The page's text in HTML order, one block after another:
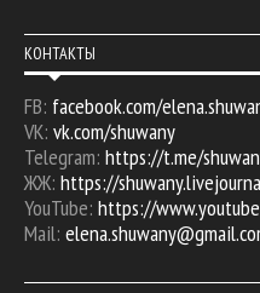
КОНТАКТЫ
FB: facebook.com/
VK: vk.com/shuwany
Telegram: https://t.me/
ЖЖ: https://
YouTube: https://
Mail: